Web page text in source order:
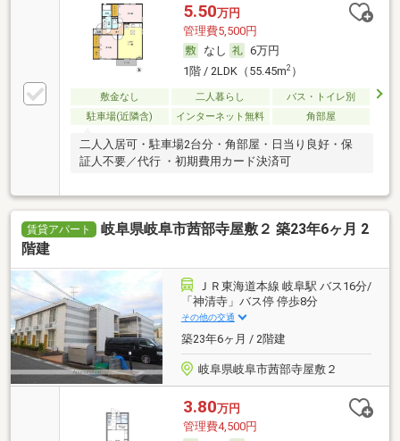
5.50万円
管理費5,500円
なし
6万円
1階 / 2LDK（55.45m2）
敷金なし 二人暮らし
バス・トイレ別
駐車場(近隣含)
インターネット無料 角部屋
二人入居可・駐車場2台分・角部屋・日当り良好・保
証人不要／代行 ・初期費用カード決済可
賃貸アパート
岐阜県岐阜市茜部寺屋敷２ 築23年6ヶ月 2
階建
ＪＲ東海道本線 岐阜駅 バス16分/
「神清寺」バス停 停歩8分
その他の交通
築23年6ヶ月 / 2階建
岐阜県岐阜市茜部寺屋敷２
3.80万円
管理費4,500円